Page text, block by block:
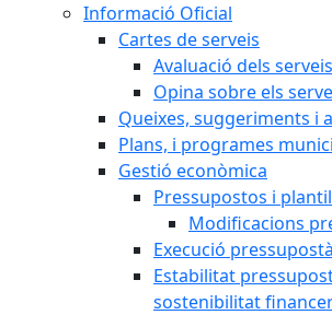
Informació Oficial
Cartes de serveis
Avaluació dels serveis
Opina sobre els
Queixes, suggeriments i
Plans, i programes
Gestió econòmica
Pressupostos i
Modificacions
Execució
Estabilitat
sostenibilitat